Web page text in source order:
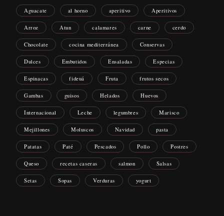
Aguacate al horno aperitivo Aperitivos
Arroz Atun calamares carne cerdo
Chocolate cocina mediterránea Conservas
Dulces Embutidos Ensaladas Especias
Espinacas fideuá Fruta frutos secos
Gambas guisos Helados Huevos
Internacional Leche legumbres Marisco
Mejillones Moluscos Navidad pasta
Patatas Paté Pescados Pollo Postres
Queso recetas caseras salmon Salsas
Setas Sopas Verduras yogurt